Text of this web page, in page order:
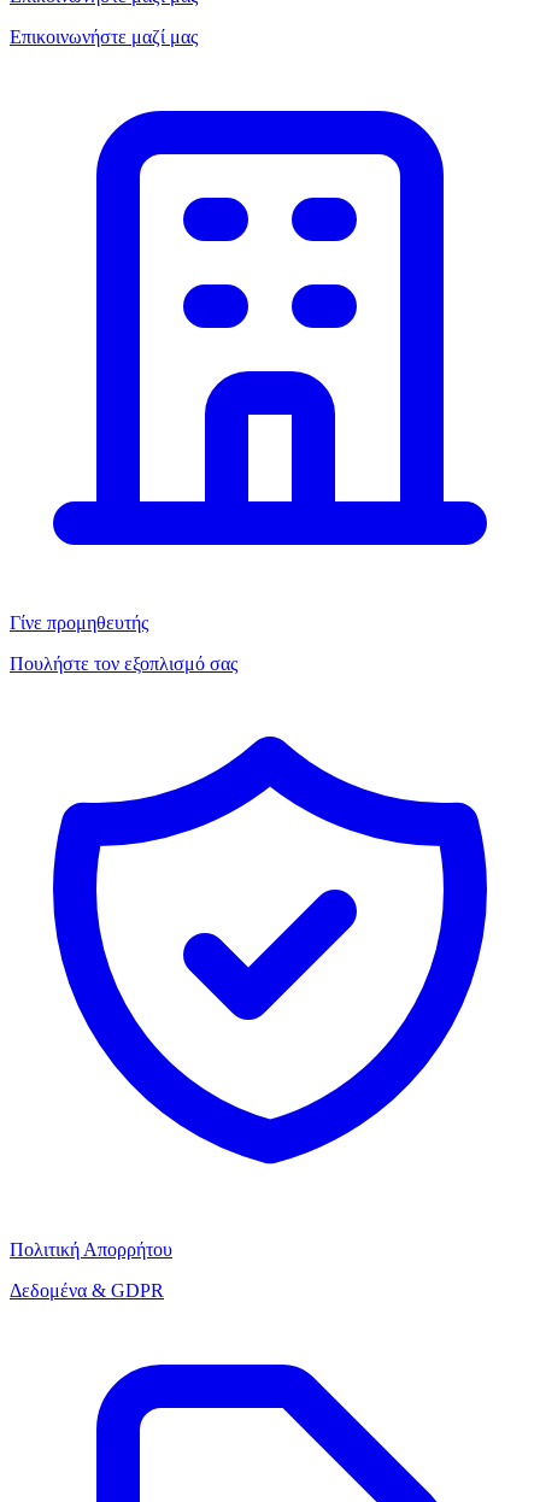
Επικοινωνήστε μαζί μας
Γίνε προμηθευτής
Πουλήστε τον εξοπλισμό σας
Πολιτική Απορρήτου
Δεδομένα & GDPR